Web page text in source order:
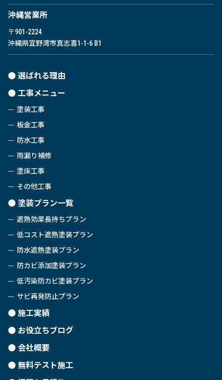
沖縄営業所
〒901-2224
沖縄県宜野湾市真志喜1-1-6 B1
選ばれる理由
工事メニュー
塗装工事
板金工事
防水工事
雨漏り補修
塗床工事
その他工事
塗装プラン一覧
遮熱効果長持ちプラン
低コスト遮熱塗装プラン
防水遮熱塗装プラン
防カビ添加塗装プラン
低汚染防カビ塗装プラン
サビ再発防止プラン
施工実績
お役立ちブログ
会社概要
無料テスト施工